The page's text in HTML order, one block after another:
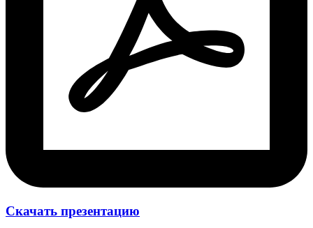
Скачать презентацию